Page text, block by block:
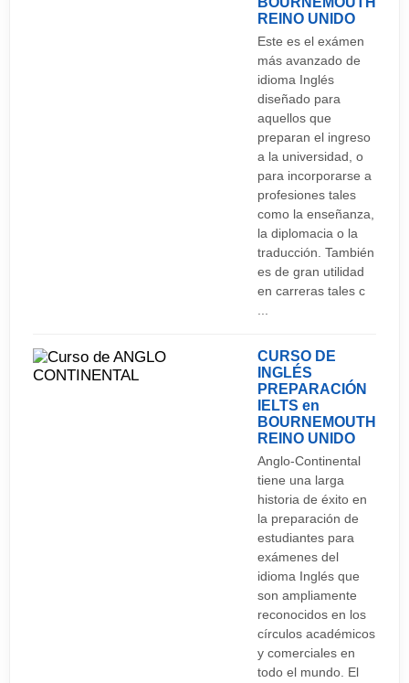
REINO UNIDO
Este es el exámen
más avanzado de
idioma Inglés
diseñado para
aquellos que
preparan el ingreso
a la universidad, o
para incorporarse a
profesiones tales
como la enseñanza,
la diplomacia o la
traducción. También
es de gran utilidad
en carreras tales c
CURSO DE
INGLÉS
PREPARACIÓN
IELTS en
BOURNEMOUTH
REINO UNIDO
Anglo-Continental
tiene una larga
historia de éxito en
la preparación de
estudiantes para
exámenes del
idioma Inglés que
son ampliamente
reconocidos en los
círculos académicos
y comerciales en
todo el mundo. El